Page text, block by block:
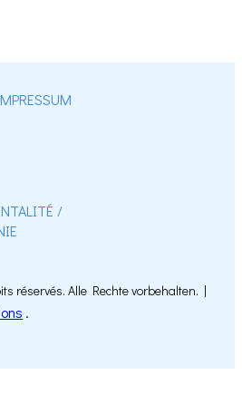
/
réservés. Alle Rechte vorbehalten. |
.